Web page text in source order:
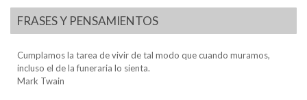
FRASES Y PENSAMIENTOS
Cumplamos la tarea de vivir de tal modo que cuando muramos,
incluso el de la funeraria lo sienta.
Mark Twain